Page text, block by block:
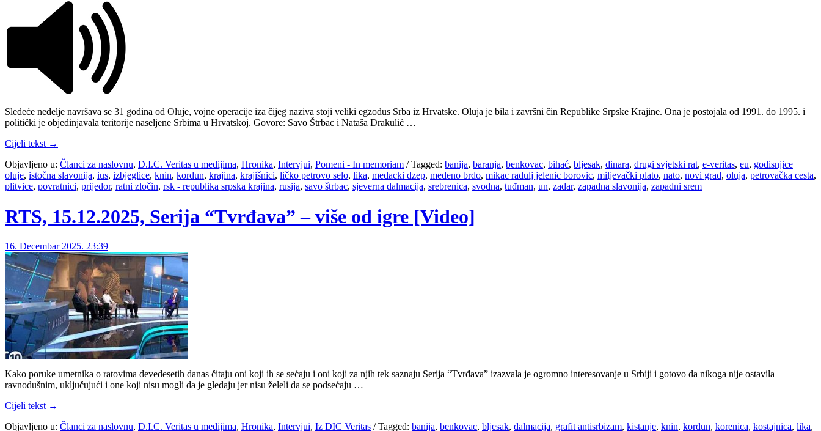
Sledeće nedelje navršava se 31 godina od Oluje, vojne operacije iza čijeg naziva stoji veliki egzodus Srba iz Hrvatske. Oluja je bila i završni čin Republike Srpske Krajine. Ona je postojala od 1991. do 1995. i
politički je objedinjavala teritorije naseljene Srbima u Hrvatskoj. Govore: Savo Štrbac i Nataša Drakulić …
Cijeli tekst →
Objavljeno u: Članci za naslovnu, D.I.C. Veritas u medijima, Hronika, Intervjui, Pomeni - In memoriam /Tagged: banija, baranja, benkovac, bihać, bljesak, dinara, drugi svjetski rat, e-veritas, eu, godisnjice
oluje, istočna slavonija, ius, izbjeglice, knin, kordun, krajina, krajišnici, ličko petrovo selo, lika, medacki dzep, medeno brdo, mikac radulj jelenic borovic, miljevački plato, nato, novi grad, oluja, petrovačka cesta,
plitvice, povratnici, prijedor, ratni zločin, rsk - republika srpska krajina, rusija, savo štrbac, sjeverna dalmacija, srebrenica, svodna, tuđman, un, zadar, zapadna slavonija, zapadni srem
RTS, 15.12.2025, Serija “Tvrđava” – više od igre [Video]
16. Decembar 2025. 23:39
Kako poruke umetnika o ratovima devedesetih danas čitaju oni koji ih se sećaju i oni koji za njih tek saznaju Serija “Tvrđava” izazvala je ogromno interesovanje u Srbiji i gotovo da nikoga nije ostavila
ravnodušnim, uključujući i one koji nisu mogli da je gledaju jer nisu želeli da se podsećaju …
Cijeli tekst →
Objavljeno u: Članci za naslovnu, D.I.C. Veritas u medijima, Hronika, Intervjui, Iz DIC Veritas /Tagged: banija, benkovac, bljesak, dalmacija, grafit antisrbizam, kistanje, knin, kordun, korenica, kostajnica, lika,